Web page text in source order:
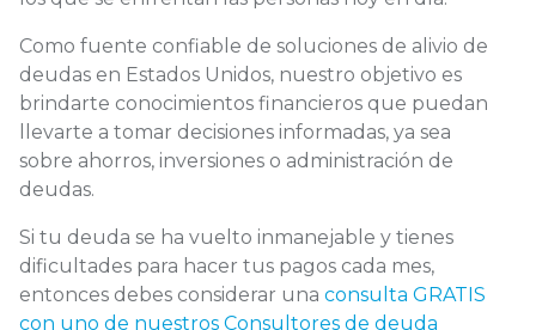
Como fuente confiable de soluciones de alivio de
deudas en Estados Unidos, nuestro objetivo es
brindarte conocimientos financieros que puedan
llevarte a tomar decisiones informadas, ya sea
sobre ahorros, inversiones o administración de
deudas.
Si tu deuda se ha vuelto inmanejable y tienes
dificultades para hacer tus pagos cada mes,
entonces debes considerar una consulta GRATIS
con uno de nuestros Consultores de deuda